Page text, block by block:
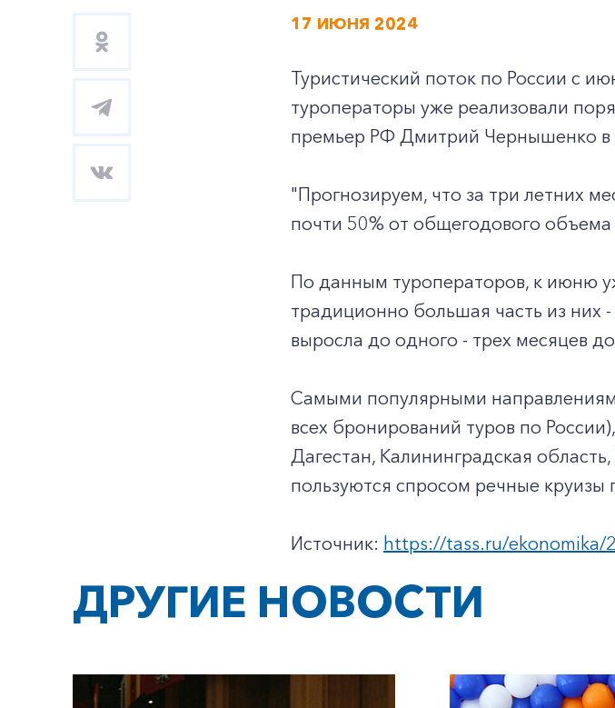
17 ИЮНЯ 2024
Туристический поток по России с
туроператоры уже реализовали
премьер РФ Дмитрий Чернышенко в
"Прогнозируем, что за три летних
почти 50% от общегодового объема
По данным туроператоров, к июню
традиционно большая часть из них
выросла до одного - трех месяцев
Самыми популярными
всех бронирований туров по
Дагестан, Калининградская
пользуются спросом речные
Источник: https://tass.ru/ekonomika/
ДРУГИЕ НОВОСТИ